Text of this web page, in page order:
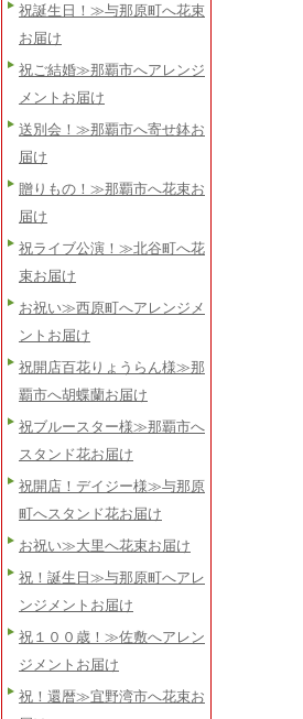
祝誕生日！≫与那原町へ花束
お届け
祝ご結婚≫那覇市へアレンジ
メントお届け
送別会！≫那覇市へ寄せ鉢お
届け
贈りもの！≫那覇市へ花束お
届け
祝ライブ公演！≫北谷町へ花
束お届け
お祝い≫西原町へアレンジメ
ントお届け
祝開店百花りょうらん様≫那
覇市へ胡蝶蘭お届け
祝ブルースター様≫那覇市へ
スタンド花お届け
祝開店！デイジー様≫与那原
町へスタンド花お届け
お祝い≫大里へ花束お届け
祝！誕生日≫与那原町へアレ
ンジメントお届け
祝１００歳！≫佐敷へアレン
ジメントお届け
祝！還暦≫宜野湾市へ花束お